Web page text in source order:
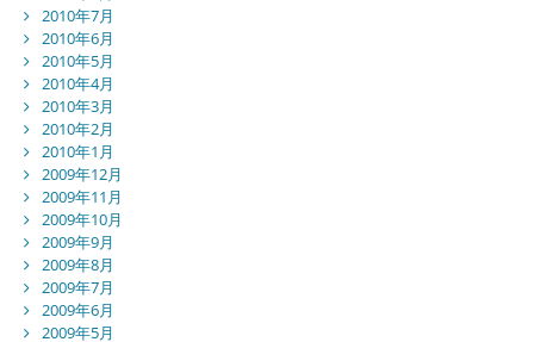
2010年7月
2010年6月
2010年5月
2010年4月
2010年3月
2010年2月
2010年1月
2009年12月
2009年11月
2009年10月
2009年9月
2009年8月
2009年7月
2009年6月
2009年5月